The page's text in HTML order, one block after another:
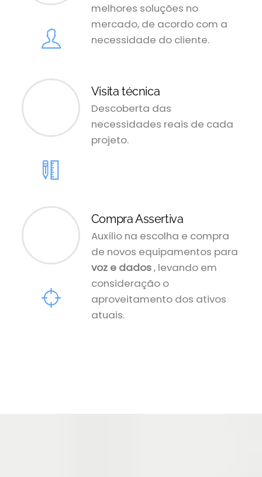
melhores soluções no
mercado, de acordo com a
necessidade do cliente.
Visita técnica
Descoberta das
necessidades reais de cada
projeto.
Compra Assertiva
Auxílio na escolha e compra
de novos equipamentos para
voz e dados, levando em
consideração o
aproveitamento dos ativos
atuais.